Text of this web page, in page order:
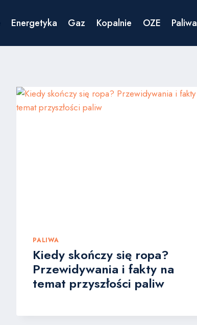
Energetyka Gaz Kopalnie OZE Paliwa
PALIWA
Kiedy skończy się ropa?
Przewidywania i fakty na
temat przyszłości paliw